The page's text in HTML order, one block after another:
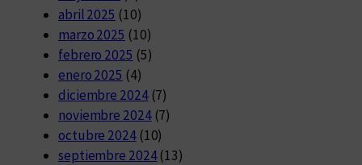
abril 2025 (10)
marzo 2025 (10)
febrero 2025 (5)
enero 2025 (4)
diciembre 2024(7)
noviembre 2024(7)
octubre 2024(10)
septiembre 2024(13)